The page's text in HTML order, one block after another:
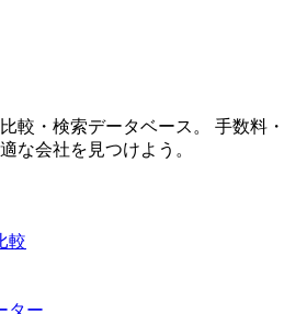
較・検索データベース。 手数料・
な会社を見つけよう。
較